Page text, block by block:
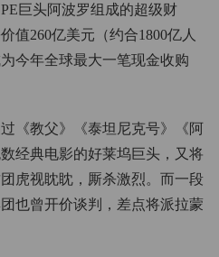
巨头阿波罗组成的超级财
值260亿美元（约合1800亿人
今年全球最大一笔现金收购
《教父》《泰坦尼克号》《阿
经典电影的好莱坞巨头，又将
虎视眈眈，厮杀激烈。而一段
也曾开价谈判，差点将派拉蒙